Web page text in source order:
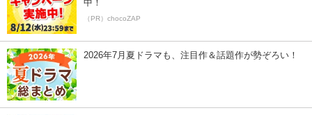
中！
（PR）chocoZAP
2026年7月夏ドラマも、注目作＆話題作が勢ぞろい！